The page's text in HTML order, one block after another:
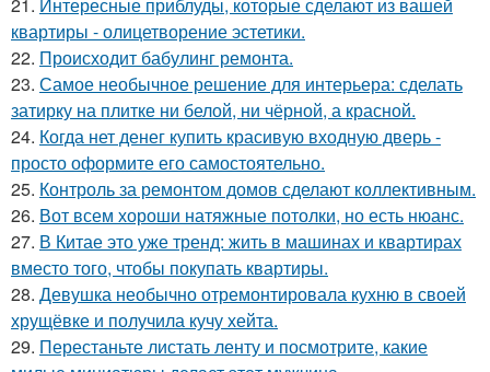
21. Интересные приблуды, которые сделают из вашей
квартиры - олицетворение эстетики.
22. Происходит бабулинг ремонта.
23. Самое необычное решение для интерьера: сделать
затирку на плитке ни белой, ни чёрной, а красной.
24. Когда нет денег купить красивую входную дверь -
просто оформите его самостоятельно.
25. Контроль за ремонтом домов сделают коллективным.
26. Вот всем хороши натяжные потолки, но есть нюанс.
27. В Китае это уже тренд: жить в машинах и квартирах
вместо того, чтобы покупать квартиры.
28. Девушка необычно отремонтировала кухню в своей
хрущёвке и получила кучу хейта.
29. Перестаньте листать ленту и посмотрите, какие